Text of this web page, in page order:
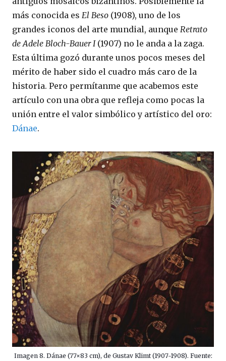
más conocida es El Beso (1908), uno de los
grandes iconos del arte mundial, aunque Retrato
de Adele Bloch-Bauer I (1907) no le anda a la zaga.
Esta última gozó durante unos pocos meses del
mérito de haber sido el cuadro más caro de la
historia. Pero permítanme que acabemos este
artículo con una obra que refleja como pocas la
unión entre el valor simbólico y artístico del oro:
Dánae.
Imagen 8. Dánae (77×83 cm), de Gustav Klimt (1907-1908). Fuente: